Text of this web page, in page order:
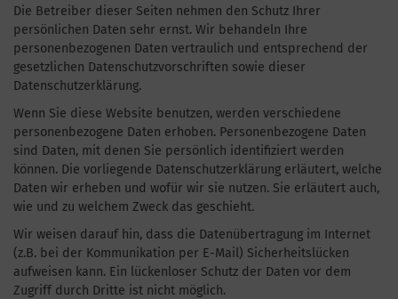
Die Betreiber dieser Seiten nehmen den Schutz Ihrer
persönlichen Daten sehr ernst. Wir behandeln Ihre
personenbezogenen Daten vertraulich und entsprechend der
gesetzlichen Datenschutzvorschriften sowie dieser
Datenschutzerklärung.
Wenn Sie diese Website benutzen, werden verschiedene
personenbezogene Daten erhoben. Personenbezogene Daten
sind Daten, mit denen Sie persönlich identifiziert werden
können. Die vorliegende Datenschutzerklärung erläutert, welche
Daten wir erheben und wofür wir sie nutzen. Sie erläutert auch,
wie und zu welchem Zweck das geschieht.
Wir weisen darauf hin, dass die Datenübertragung im Internet
(z.B. bei der Kommunikation per E-Mail) Sicherheitslücken
aufweisen kann. Ein lückenloser Schutz der Daten vor dem
Zugriff durch Dritte ist nicht möglich.